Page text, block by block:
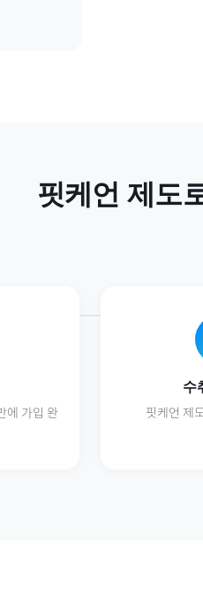
핏케언 제도
에 가입 완
수
핏케언 제